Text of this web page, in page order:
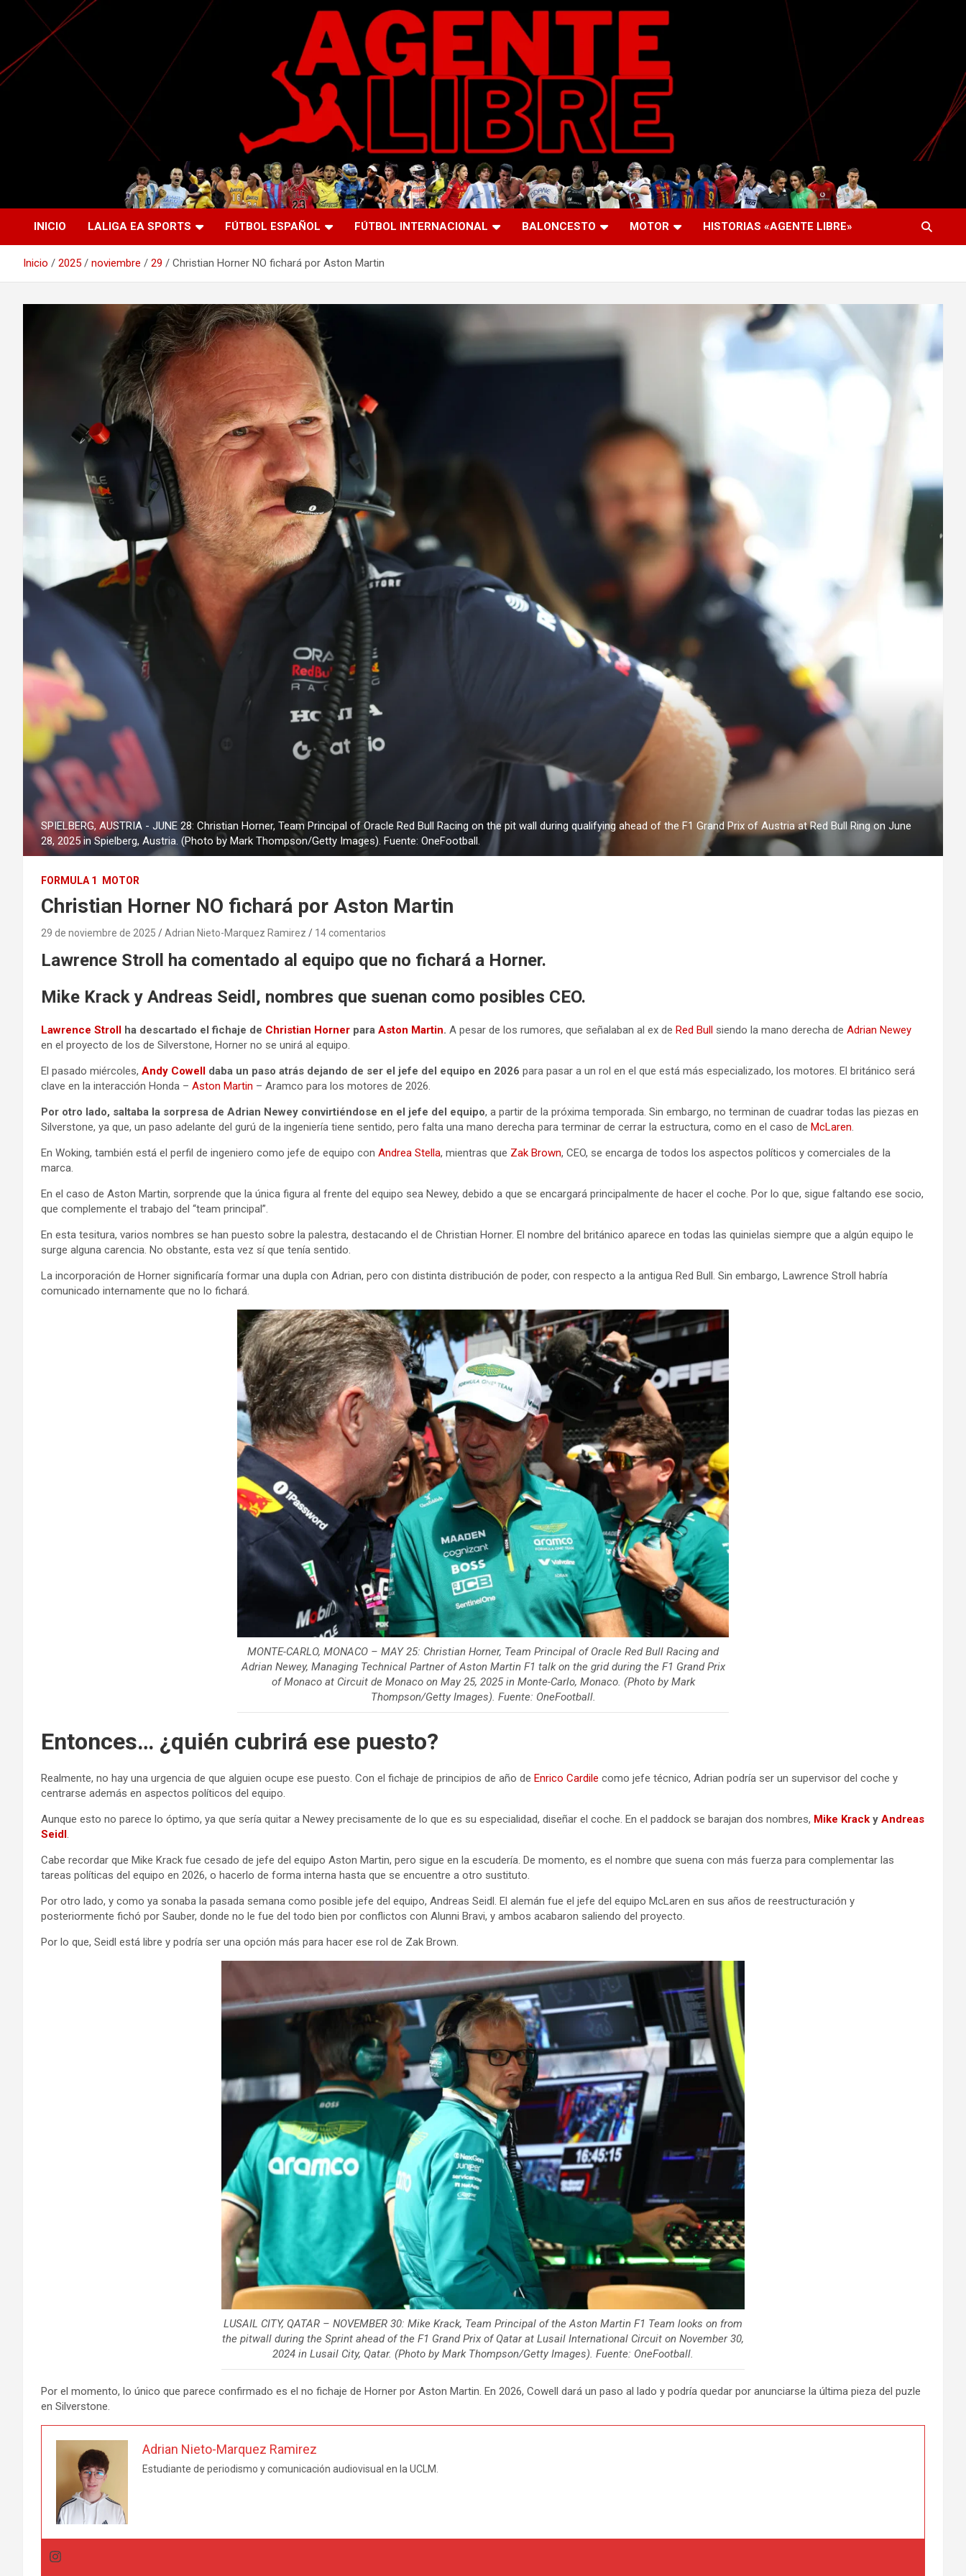
Saltar
contenido
Agente Libre Digital
La nueva generación del periodismo deportivo.
INICIO LALIGA EA SPORTS FÚTBOL ESPAÑOL FÚTBOL INTERNACIONAL BALONCESTO MOTOR HISTORIAS «AGENTE LIBRE»
Inicio 2025 noviembre 29 Christian Horner NO fichará por Aston Martin
SPIELBERG, AUSTRIA - JUNE 28: Christian Horner, Team Principal of Oracle Red Bull Racing on the pit wall during qualifying ahead of the F1 Grand Prix of Austria at Red Bull Ring on June
28, 2025 in Spielberg, Austria. (Photo by Mark Thompson/Getty Images). Fuente: OneFootball.
FORMULA 1 MOTOR
Christian Horner NO fichará por Aston Martin
29 de noviembre de 2025 Adrian Nieto-Marquez Ramirez 14 comentarios
Lawrence Stroll ha comentado al equipo que no fichará a Horner.
Mike Krack y Andreas Seidl, nombres que suenan como posibles CEO.
Lawrence Stroll ha descartado el fichaje de Christian Horner para Aston Martin. A pesar de los rumores, que señalaban al ex de Red Bull siendo la mano derecha de Adrian Newey
en el proyecto de los de Silverstone, Horner no se unirá al equipo.
El pasado miércoles, Andy Cowell daba un paso atrás dejando de ser el jefe del equipo en 2026 para pasar a un rol en el que está más especializado, los motores. El británico será
clave en la interacción Honda – Aston Martin – Aramco para los motores de 2026.
Por otro lado, saltaba la sorpresa de Adrian Newey convirtiéndose en el jefe del equipo, a partir de la próxima temporada. Sin embargo, no terminan de cuadrar todas las piezas en
Silverstone, ya que, un paso adelante del gurú de la ingeniería tiene sentido, pero falta una mano derecha para terminar de cerrar la estructura, como en el caso de McLaren.
En Woking, también está el perfil de ingeniero como jefe de equipo con Andrea Stella, mientras que Zak Brown, CEO, se encarga de todos los aspectos políticos y comerciales de la
marca.
En el caso de Aston Martin, sorprende que la única figura al frente del equipo sea Newey, debido a que se encargará principalmente de hacer el coche. Por lo que, sigue faltando ese socio,
que complemente el trabajo del “team principal”.
En esta tesitura, varios nombres se han puesto sobre la palestra, destacando el de Christian Horner. El nombre del británico aparece en todas las quinielas siempre que a algún equipo le
surge alguna carencia. No obstante, esta vez sí que tenía sentido.
La incorporación de Horner significaría formar una dupla con Adrian, pero con distinta distribución de poder, con respecto a la antigua Red Bull. Sin embargo, Lawrence Stroll habría
comunicado internamente que no lo fichará.
MONTE-CARLO, MONACO – MAY 25: Christian Horner, Team Principal of Oracle Red Bull Racing and
Adrian Newey, Managing Technical Partner of Aston Martin F1 talk on the grid during the F1 Grand Prix
of Monaco at Circuit de Monaco on May 25, 2025 in Monte-Carlo, Monaco. (Photo by Mark
Thompson/Getty Images). Fuente: OneFootball.
Entonces… ¿quién cubrirá ese puesto?
Realmente, no hay una urgencia de que alguien ocupe ese puesto. Con el fichaje de principios de año de Enrico Cardile como jefe técnico, Adrian podría ser un supervisor del coche y
centrarse además en aspectos políticos del equipo.
Aunque esto no parece lo óptimo, ya que sería quitar a Newey precisamente de lo que es su especialidad, diseñar el coche. En el paddock se barajan dos nombres, Mike Krack y Andreas
Seidl.
Cabe recordar que Mike Krack fue cesado de jefe del equipo Aston Martin, pero sigue en la escudería. De momento, es el nombre que suena con más fuerza para complementar las
tareas políticas del equipo en 2026, o hacerlo de forma interna hasta que se encuentre a otro sustituto.
Por otro lado, y como ya sonaba la pasada semana como posible jefe del equipo, Andreas Seidl. El alemán fue el jefe del equipo McLaren en sus años de reestructuración y
posteriormente fichó por Sauber, donde no le fue del todo bien por conflictos con Alunni Bravi, y ambos acabaron saliendo del proyecto.
Por lo que, Seidl está libre y podría ser una opción más para hacer ese rol de Zak Brown.
LUSAIL CITY, QATAR – NOVEMBER 30: Mike Krack, Team Principal of the Aston Martin F1 Team looks on from
the pitwall during the Sprint ahead of the F1 Grand Prix of Qatar at Lusail International Circuit on November 30,
2024 in Lusail City, Qatar. (Photo by Mark Thompson/Getty Images). Fuente: OneFootball.
Por el momento, lo único que parece confirmado es el no fichaje de Horner por Aston Martin. En 2026, Cowell dará un paso al lado y podría quedar por anunciarse la última pieza del puzle
en Silverstone.
Adrian Nieto-Marquez Ramirez
Estudiante de periodismo y comunicación audiovisual en la UCLM.